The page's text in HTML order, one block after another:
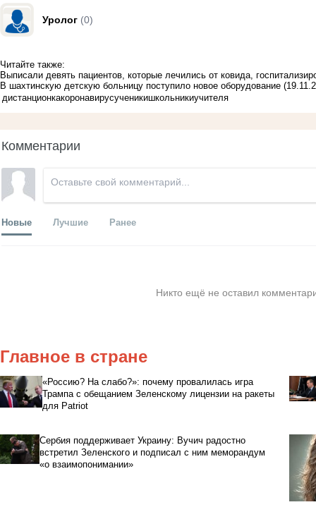
Уролог (0)
Читайте также:
Выписали девять пациентов, которые лечились от ковида,
В шахтинскую детскую больницу поступило новое оборудование
дистанционкакоронавирусученикишкольникиучителя
Комментарии
Новые Лучшие Ранее
Никто ещё не оставил
Главное в стране
«Россию? На слабо?»: почему провалилась игра
Трампа с обещанием Зеленскому лицензии на ракеты
для Patriot
Сербия поддерживает Украину: Вучич радостно
встретил Зеленского и подписал с ним меморандум
«о взаимопонимании»